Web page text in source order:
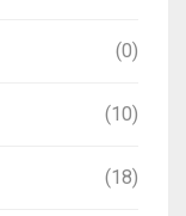
(0)
(10)
(18)